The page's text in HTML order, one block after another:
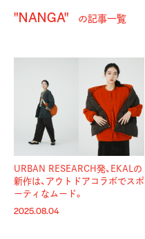
"NANGA" の記事一覧
URBAN RESEARCH発、EKALの
新作は、アウトドアコラボでスポ
ーティなムード。
2025.08.04